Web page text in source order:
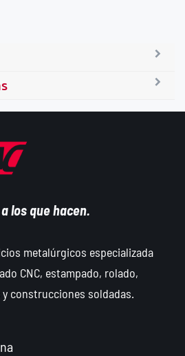
los que hacen.
metalúrgicos especializada
CNC, estampado, rolado,
construcciones soldadas.